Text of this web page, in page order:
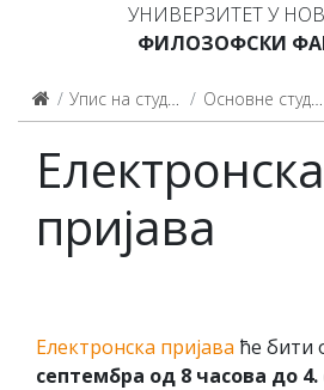
УНИВЕРЗИТЕТ У
ФИЛОЗОФСКИ
Упис на студије Основне студије
Електронска
пријава
Електронска пријава ће бити
септембра од 8 часова до